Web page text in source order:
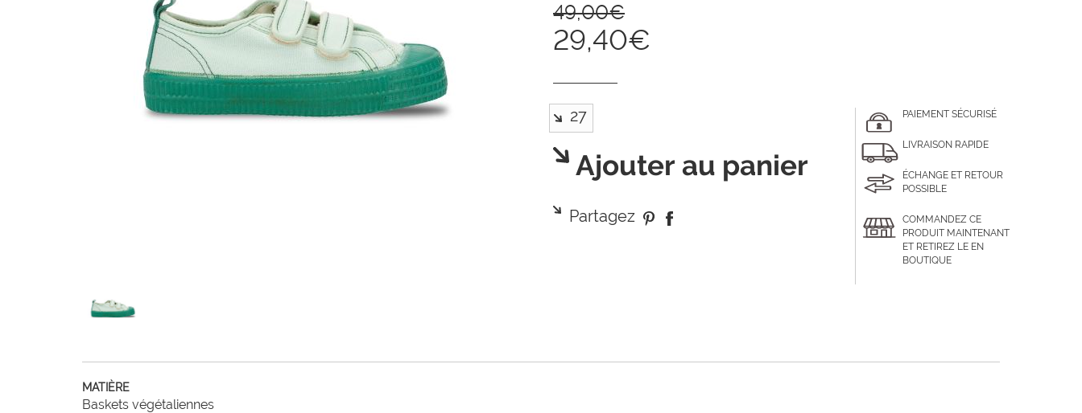
49,00€
29,40€
Ajouter au panier
Partagez
PAIEMENT SÉCURISÉ
LIVRAISON RAPIDE
ÉCHANGE ET RETOUR
POSSIBLE
COMMANDEZ CE
PRODUIT MAINTENANT
ET RETIREZ LE EN
BOUTIQUE
MATIÈRE
Baskets végétaliennes